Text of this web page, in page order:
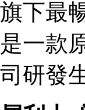
旗下最
是一款
司研發